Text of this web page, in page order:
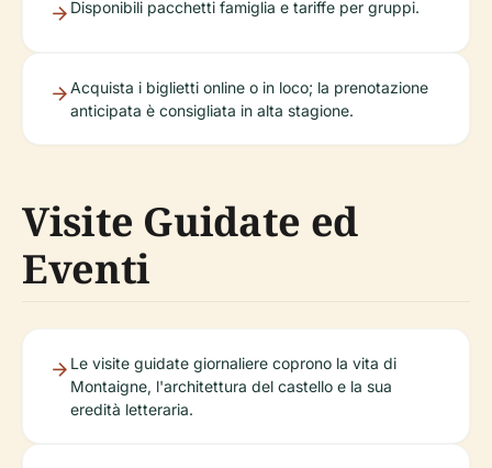
Disponibili pacchetti famiglia e tariffe per gruppi.
Acquista i biglietti online o in loco; la prenotazione
anticipata è consigliata in alta stagione.
Visite Guidate ed
Eventi
Le visite guidate giornaliere coprono la vita di
Montaigne, l'architettura del castello e la sua
eredità letteraria.